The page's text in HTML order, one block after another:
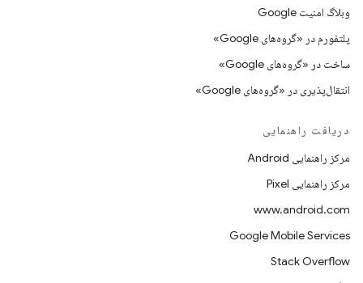
وبلاگ امنیت Google
پلتفورم در «گروه‌های Google»
ساخت در «گروه‌های Google»
انتقال‌پذیری در «گروه‌های Google»
دریافت راهنمایی
مرکز راهنمایی Android
مرکز راهنمایی Pixel
www.android.com
Google Mobile Services
Stack Overflow